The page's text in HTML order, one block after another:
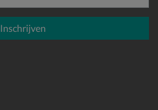
Inschrijven